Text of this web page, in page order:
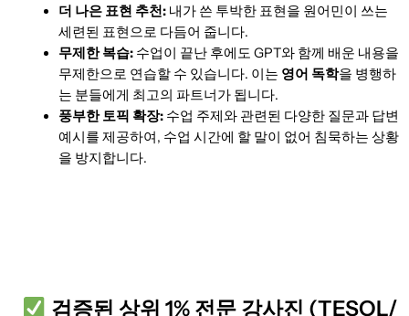
더 나은 표현 추천: 내가 쓴 투박한 표현을 원어민이 쓰는
세련된 표현으로 다듬어 줍니다.
무제한 복습: 수업이 끝난 후에도 GPT와 함께 배운 내용을
무제한으로 연습할 수 있습니다. 이는 영어 독학을 병행하
는 분들에게 최고의 파트너가 됩니다.
풍부한 토픽 확장: 수업 주제와 관련된 다양한 질문과 답변
예시를 제공하여, 수업 시간에 할 말이 없어 침묵하는 상황
을 방지합니다.
검증된 상위 1% 전문 강사진 (TESOL/